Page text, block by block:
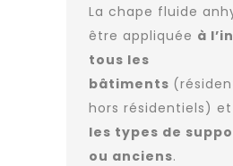
La chape fluide
être appliquée à
tous les
bâtiments
hors résidentiels) et
les types de
ou anciens.